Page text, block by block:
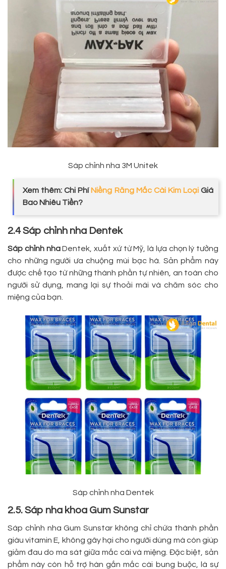
Sáp chỉnh nha 3M Unitek
Xem thêm: Chi PhíNiềng Răng Mắc Cài Kim LoạiGiá
Bao Nhiêu Tiền?
2.4 Sáp chỉnh nha Dentek
Sáp chỉnh nhaDentek, xuất xứ từ Mỹ, là lựa chọn lý tưởng
cho những người ưa chuộng mùi bạc hà. Sản phẩm này
được chế tạo từ những thành phần tự nhiên, an toàn cho
người sử dụng, mang lại sự thoải mái và chăm sóc cho
miệng của bạn.
Sáp chỉnh nha Dentek
2.5. Sáp nha khoa Gum Sunstar
Sáp chỉnh nha Gum Sunstar không chỉ chứa thành phần
giàu vitamin E, không gây hại cho người dùng mà còn giúp
giảm đau do ma sát giữa mắc cài và miệng. Đặc biệt, sản
phẩm này còn hỗ trợ hàn gắn mắc cài bung buộc, là sự